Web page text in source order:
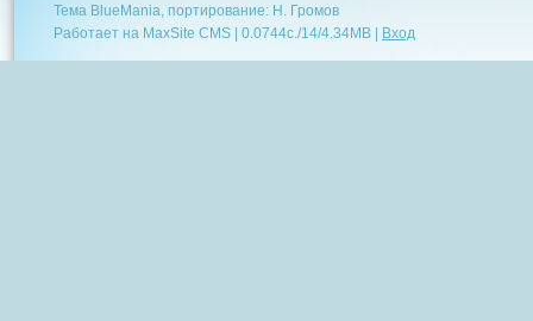
Тема BlueMania, портирование: Н. Громов
Работает на MaxSite CMS | 0.0744c./14/4.34MB | Вход